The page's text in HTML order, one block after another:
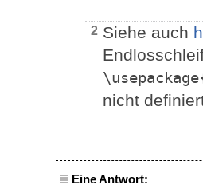
2 Siehe auch
nicht
Eine Antwort: